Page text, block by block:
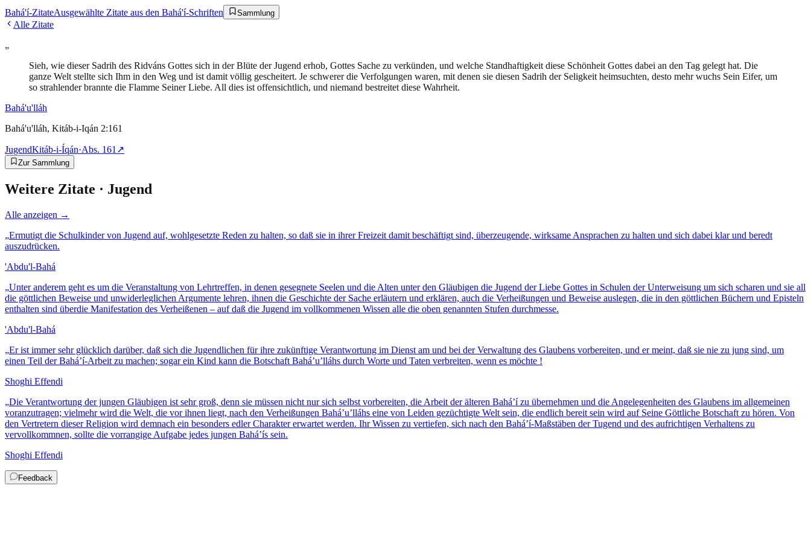
Bahá'í-ZitateAusgewählte Zitate aus den Bahá'í-Schriften Sammlung
Alle Zitate
„
Sieh, wie dieser Sadrih des Ridváns Gottes sich in der Blüte der Jugend erhob, Gottes Sache zu verkünden, und welche Standhaftigkeit diese Schönheit Gottes dabei an den Tag gelegt hat. Die
ganze Welt stellte sich Ihm in den Weg und ist damit völlig gescheitert. Je schwerer die Verfolgungen waren, mit denen sie diesen Sadrih der Seligkeit heimsuchten, desto mehr wuchs Sein Eifer, um
so strahlender brannte die Flamme Seiner Liebe. All dies ist offensichtlich, und niemand bestreitet diese Wahrheit.
Bahá'u'lláh
Bahá'u'lláh, Kitáb-i-Iqán 2:161
JugendKitáb-i-Íqán·Abs. 161 ↗
Zur Sammlung
Weitere Zitate · Jugend
Alle anzeigen →
„Ermutigt die Schulkinder von Jugend auf, wohlgesetzte Reden zu halten, so daß sie in ihrer Freizeit damit beschäftigt sind, überzeugende, wirksame Ansprachen zu halten und sich dabei klar und beredt
auszudrücken.
'Abdu'l-Bahá
„Unter anderem geht es um die Veranstaltung von Lehrtreffen, in denen gesegnete Seelen und die Alten unter den Gläubigen die Jugend der Liebe Gottes in Schulen der Unterweisung um sich scharen und sie all
die göttlichen Beweise und unwiderleglichen Argumente lehren, ihnen die Geschichte der Sache erläutern und erklären, auch die Verheißungen und Beweise auslegen, die in den göttlichen Büchern und Episteln
enthalten sind überdie Manifestation des Verheißenen – auf daß die Jugend im vollkommenen Wissen alle die oben genannten Stufen durchmesse.
'Abdu'l-Bahá
„Er ist immer sehr glücklich darüber, daß sich die Jugendlichen für ihre zukünftige Verantwortung im Dienst am und bei der Verwaltung des Glaubens vorbereiten, und er meint, daß sie nie zu jung sind, um
einen Teil der Bahá’í-Arbeit zu machen; sogar ein Kind kann die Botschaft Bahá’u’lláhs durch Worte und Taten verbreiten, wenn es möchte !
Shoghi Effendi
„Die Verantwortung der jungen Gläubigen ist sehr groß, denn sie müssen nicht nur sich selbst vorbereiten, die Arbeit der älteren Bahá’í zu übernehmen und die Angelegenheiten des Glaubens im allgemeinen
voranzutragen; vielmehr wird die Welt, die vor ihnen liegt, nach den Verheißungen Bahá’u’lláhs eine von Leiden gezüchtigte Welt sein, die endlich bereit sein wird auf Seine Göttliche Botschaft zu hören. Von
den Vertretern dieser Religion wird demnach ein besonders edler Charakter erwartet werden. Ihr Wissen zu vertiefen, sich nach den Bahá’í-Maßstäben der Tugend und des aufrichtigen Verhaltens zu
vervollkommnen, sollte die vorrangige Aufgabe jedes jungen Bahá’ís sein.
Shoghi Effendi
Feedback